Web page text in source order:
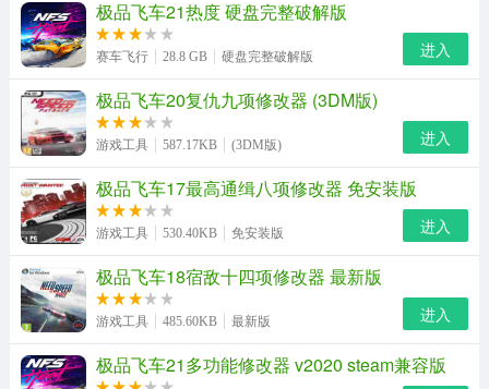
极品飞车21热度 硬盘完整破解版
赛车飞行 28.8 GB 硬盘完整破解版 进入
极品飞车20复仇九项修改器 (3DM版)
游戏工具 587.17KB (3DM版) 进入
极品飞车17最高通缉八项修改器 免安装版
游戏工具 530.40KB 免安装版 进入
极品飞车18宿敌十四项修改器 最新版
游戏工具 485.60KB 最新版 进入
极品飞车21多功能修改器 v2020 steam兼容版